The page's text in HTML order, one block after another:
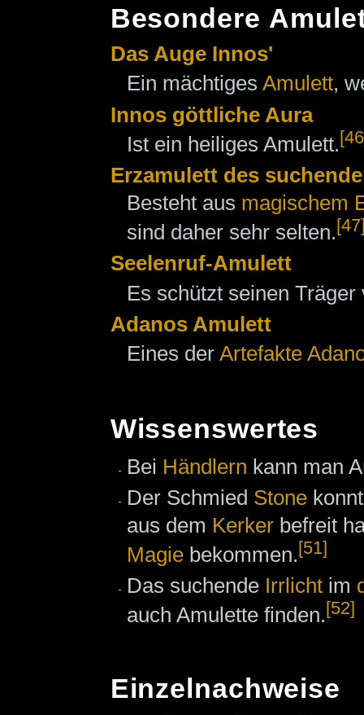
Besondere
Das Auge Innos'
Ein mächtiges Amulett,
Innos göttliche Aura
Ist ein heiliges Amulett.
Erzamulett des
Besteht aus magischem
sind daher sehr selten.
Seelenruf-Amulett
Es schützt seinen
Adanos Amulett
Eines der Artefakte
Wissenswertes
Bei Händlern kann man
Der Schmied Stone
aus dem Kerker befreit
Magie bekommen.[51]
Das suchende Irrlicht im
auch Amulette finden.[52]
Einzelnachweise